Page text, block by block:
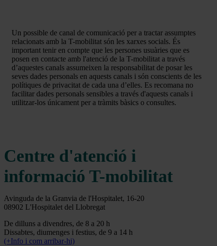
Un possible de canal de comunicació per a tractar assumptes
relacionats amb la T-mobilitat són les xarxes socials. És
important tenir en compte que les persones usuàries que es
posen en contacte amb l'atenció de la T-mobilitat a través
d’aquestes canals assumeixen la responsabilitat de posar les
seves dades personals en aquests canals i són conscients de les
polítiques de privacitat de cada una d’elles. Es recomana no
facilitar dades personals sensibles a través d'aquests canals i
utilitzar-los únicament per a tràmits bàsics o consultes.
Centre d'atenció i
informació T-mobilitat
Avinguda de la Granvia de l'Hospitalet, 16-20
08902 L'Hospitalet del Llobregat
De dilluns a divendres, de 8 a 20 h
Dissabtes, diumenges i festius, de 9 a 14 h
(+Info i com arribar-hi)